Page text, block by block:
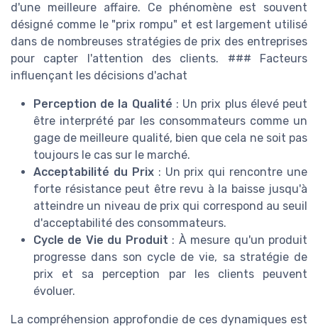
d'une meilleure affaire. Ce phénomène est souvent
désigné comme le "prix rompu" et est largement utilisé
dans de nombreuses stratégies de prix des entreprises
pour capter l'attention des clients. ### Facteurs
influençant les décisions d'achat
Perception de la Qualité : Un prix plus élevé peut
être interprété par les consommateurs comme un
gage de meilleure qualité, bien que cela ne soit pas
toujours le cas sur le marché.
Acceptabilité du Prix: Un prix qui rencontre une
forte résistance peut être revu à la baisse jusqu'à
atteindre un niveau de prix qui correspond au seuil
d'acceptabilité des consommateurs.
Cycle de Vie du Produit : À mesure qu'un produit
progresse dans son cycle de vie, sa stratégie de
prix et sa perception par les clients peuvent
évoluer.
La compréhension approfondie de ces dynamiques est